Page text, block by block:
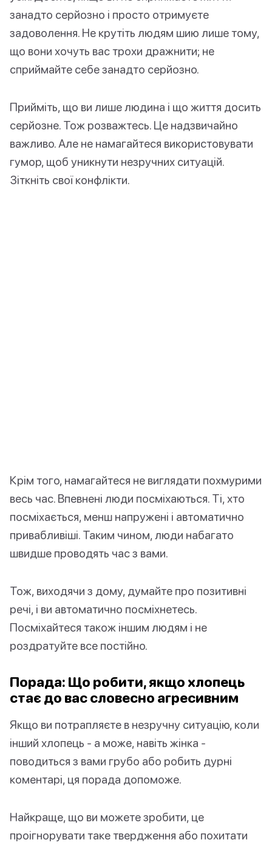
занадто серйозно і просто отримуєте
задоволення. Не крутіть людям шию лише тому,
що вони хочуть вас трохи дражнити; не
сприймайте себе занадто серйозно.
Прийміть, що ви лише людина і що життя досить
серйозне. Тож розважтесь. Це надзвичайно
важливо. Але не намагайтеся використовувати
гумор, щоб уникнути незручних ситуацій.
Зіткніть свої конфлікти.
Крім того, намагайтеся не виглядати похмурими
весь час. Впевнені люди посміхаються. Ті, хто
посміхається, менш напружені і автоматично
привабливіші. Таким чином, люди набагато
швидше проводять час з вами.
Тож, виходячи з дому, думайте про позитивні
речі, і ви автоматично посміхнетесь.
Посміхайтеся також іншим людям і не
роздратуйте все постійно.
Порада: Що робити, якщо хлопець
стає до вас словесно агресивним
Якщо ви потрапляєте в незручну ситуацію, коли
інший хлопець - а може, навіть жінка -
поводиться з вами грубо або робить дурні
коментарі, ця порада допоможе.
Найкраще, що ви можете зробити, це
проігнорувати таке твердження або похитати